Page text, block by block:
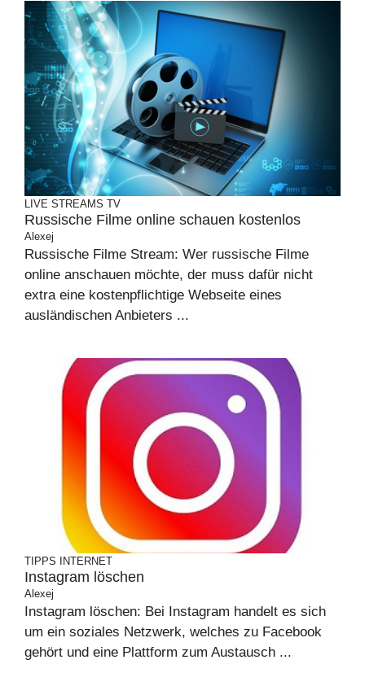
LIVE STREAMS TV
Russische Filme online schauen kostenlos
Alexej
Russische Filme Stream: Wer russische Filme
online anschauen möchte, der muss dafür nicht
extra eine kostenpflichtige Webseite eines
ausländischen Anbieters ...
TIPPS INTERNET
Instagram löschen
Alexej
Instagram löschen: Bei Instagram handelt es sich
um ein soziales Netzwerk, welches zu Facebook
gehört und eine Plattform zum Austausch ...